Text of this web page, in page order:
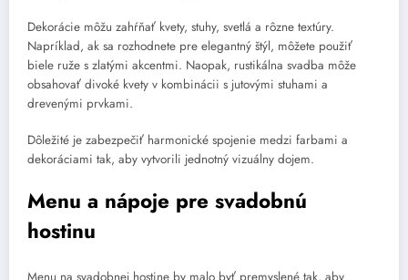
Dekorácie môžu zahŕňať kvety, stuhy, svetlá a rôzne textúry.
Napríklad, ak sa rozhodnete pre elegantný štýl, môžete použiť
biele ruže s zlatými akcentmi. Naopak, rustikálna svadba môže
obsahovať divoké kvety v kombinácii s jutovými stuhami a
drevenými prvkami.
Dôležité je zabezpečiť harmonické spojenie medzi farbami a
dekoráciami tak, aby vytvorili jednotný vizuálny dojem.
Menu a nápoje pre svadobnú
hostinu